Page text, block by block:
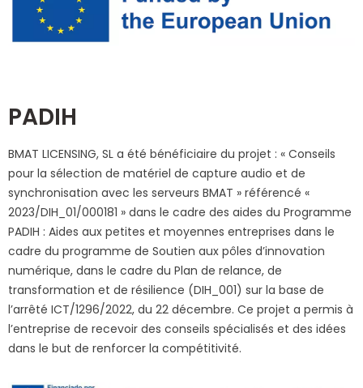
PADIH
BMAT LICENSING, SL a été bénéficiaire du projet : « Conseils
pour la sélection de matériel de capture audio et de
synchronisation avec les serveurs BMAT » référencé «
2023/DIH_01/000181 » dans le cadre des aides du Programme
PADIH : Aides aux petites et moyennes entreprises dans le
cadre du programme de Soutien aux pôles d’innovation
numérique, dans le cadre du Plan de relance, de
transformation et de résilience (DIH_001) sur la base de
l’arrêté ICT/1296/2022, du 22 décembre. Ce projet a permis à
l’entreprise de recevoir des conseils spécialisés et des idées
dans le but de renforcer la compétitivité.